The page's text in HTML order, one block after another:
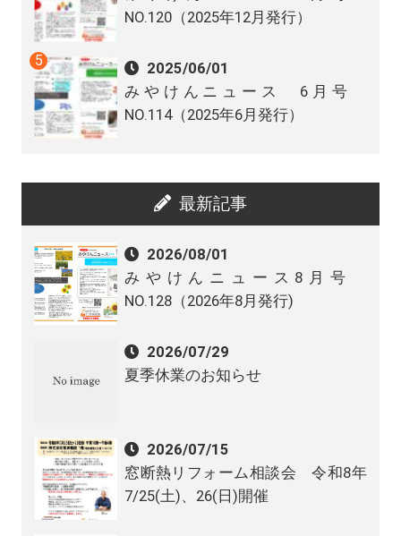
NO.120（2025年12月発行）
2025/06/01
みやけんニュース 6月号
NO.114（2025年6月発行）
最新記事
2026/08/01
みやけんニュース8月号
NO.128（2026年8月発行)
2026/07/29
夏季休業のお知らせ
2026/07/15
窓断熱リフォーム相談会 令和8年
7/25(土)、26(日)開催